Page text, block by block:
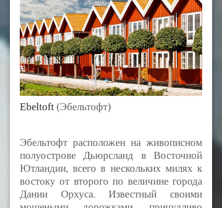
Ebeltoft (Эбельтофт)
Эбельтофт расположен на живописном
полуострове Дьюрсланд в Восточной
Ютландии, всего в нескольких милях к
востоку от второго по величине города
Дании Орхуса. Известный своими